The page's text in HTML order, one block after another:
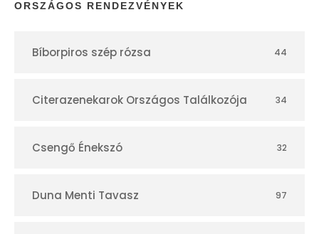
r
ORSZÁGOS RENDEZVÉNYEK
Bíborpiros szép rózsa 44
Citerazenekarok Országos Találkozója 34
Csengő Énekszó 32
Duna Menti Tavasz 97